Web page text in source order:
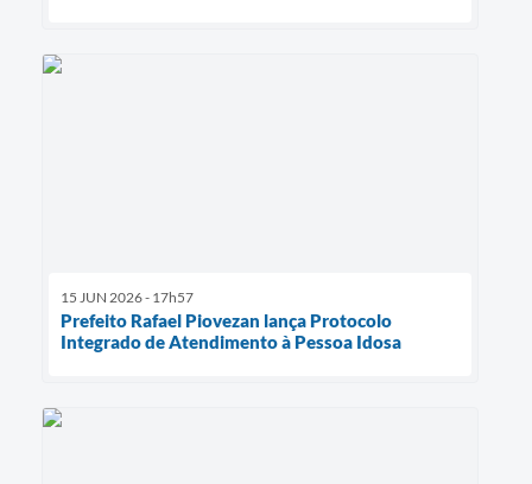
15 JUN 2026 - 17h57
Prefeito Rafael Piovezan lança Protocolo
Integrado de Atendimento à Pessoa Idosa